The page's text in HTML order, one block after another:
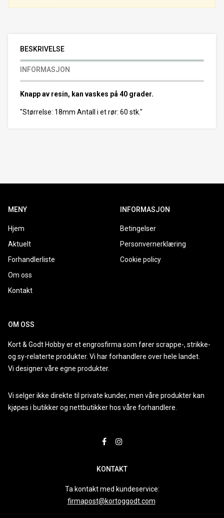
BESKRIVELSE
INFORMASJON
Knapp av resin, kan vaskes på 40 grader.
"Størrelse: 18mm Antall i et rør: 60 stk."
MENY
Hjem
Aktuelt
Forhandlerliste
Om oss
Kontakt
INFORMASJON
Betingelser
Personvernerklæring
Cookie policy
OM OSS
Kort & Godt Hobby er et engrosfirma som fører scrappe-, strikke-
og sy-relaterte produkter. Vi har forhandlere over hele landet.
Vi designer våre egne produkter.
Vi selger ikke direkte til private kunder, men våre produkter kan
kjøpes i butikker og nettbutikker hos våre forhandlere.
KONTAKT
Ta kontakt med kundeservice:
firmapost@kortoggodt.com